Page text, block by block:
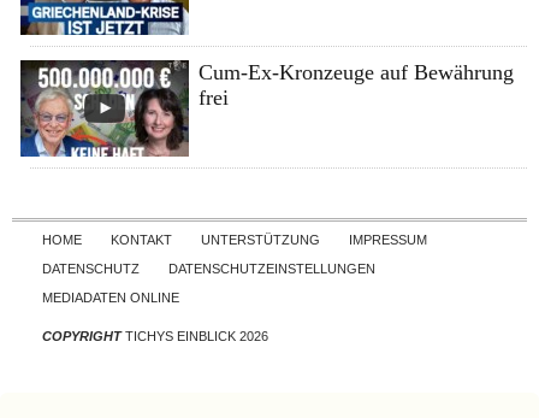
Cum-Ex-Kronzeuge auf Bewährung
frei
Skip to content
HOME KONTAKT UNTERSTÜTZUNG
IMPRESSUM
DATENSCHUTZ
DATENSCHUTZEINSTELLUNGEN
MEDIADATEN ONLINE
COPYRIGHTTICHYS EINBLICK 2026